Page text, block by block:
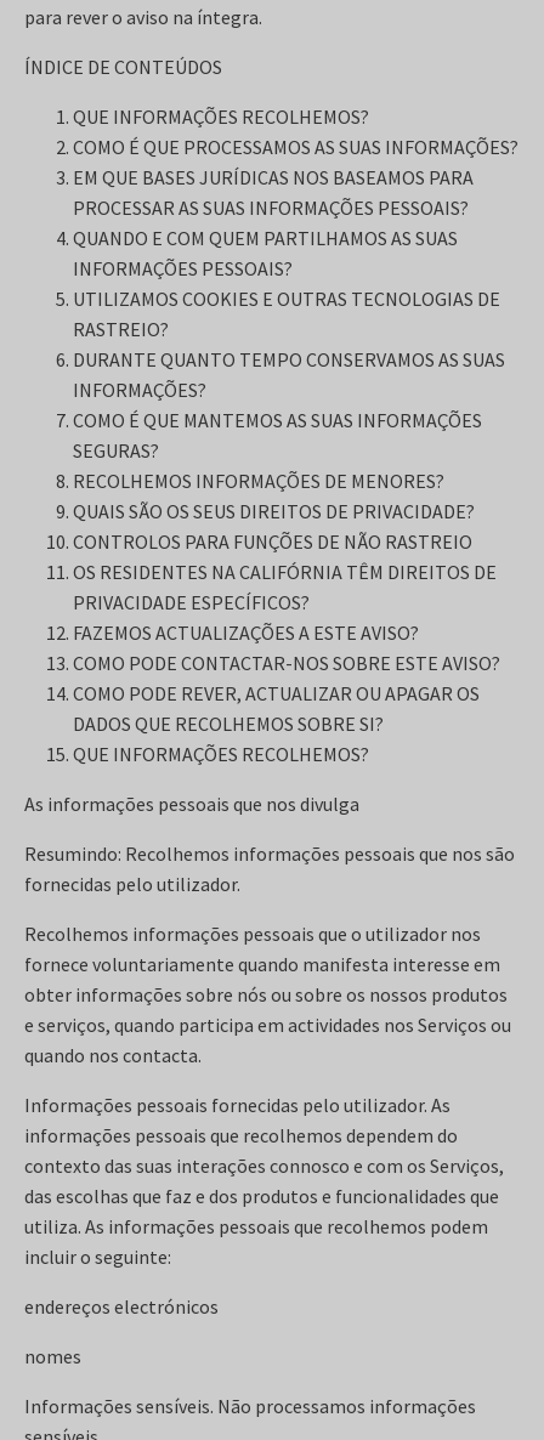
para rever o aviso na íntegra.
ÍNDICE DE CONTEÚDOS
QUE INFORMAÇÕES RECOLHEMOS?
COMO É QUE PROCESSAMOS AS SUAS INFORMAÇÕES?
EM QUE BASES JURÍDICAS NOS BASEAMOS PARA
PROCESSAR AS SUAS INFORMAÇÕES PESSOAIS?
QUANDO E COM QUEM PARTILHAMOS AS SUAS
INFORMAÇÕES PESSOAIS?
UTILIZAMOS COOKIES E OUTRAS TECNOLOGIAS DE
RASTREIO?
DURANTE QUANTO TEMPO CONSERVAMOS AS SUAS
INFORMAÇÕES?
COMO É QUE MANTEMOS AS SUAS INFORMAÇÕES
SEGURAS?
RECOLHEMOS INFORMAÇÕES DE MENORES?
QUAIS SÃO OS SEUS DIREITOS DE PRIVACIDADE?
CONTROLOS PARA FUNÇÕES DE NÃO RASTREIO
OS RESIDENTES NA CALIFÓRNIA TÊM DIREITOS DE
PRIVACIDADE ESPECÍFICOS?
FAZEMOS ACTUALIZAÇÕES A ESTE AVISO?
COMO PODE CONTACTAR-NOS SOBRE ESTE AVISO?
COMO PODE REVER, ACTUALIZAR OU APAGAR OS
DADOS QUE RECOLHEMOS SOBRE SI?
QUE INFORMAÇÕES RECOLHEMOS?
As informações pessoais que nos divulga
Resumindo: Recolhemos informações pessoais que nos são
fornecidas pelo utilizador.
Recolhemos informações pessoais que o utilizador nos
fornece voluntariamente quando manifesta interesse em
obter informações sobre nós ou sobre os nossos produtos
e serviços, quando participa em actividades nos Serviços ou
quando nos contacta.
Informações pessoais fornecidas pelo utilizador. As
informações pessoais que recolhemos dependem do
contexto das suas interações connosco e com os Serviços,
das escolhas que faz e dos produtos e funcionalidades que
utiliza. As informações pessoais que recolhemos podem
incluir o seguinte:
endereços electrónicos
nomes
Informações sensíveis. Não processamos informações